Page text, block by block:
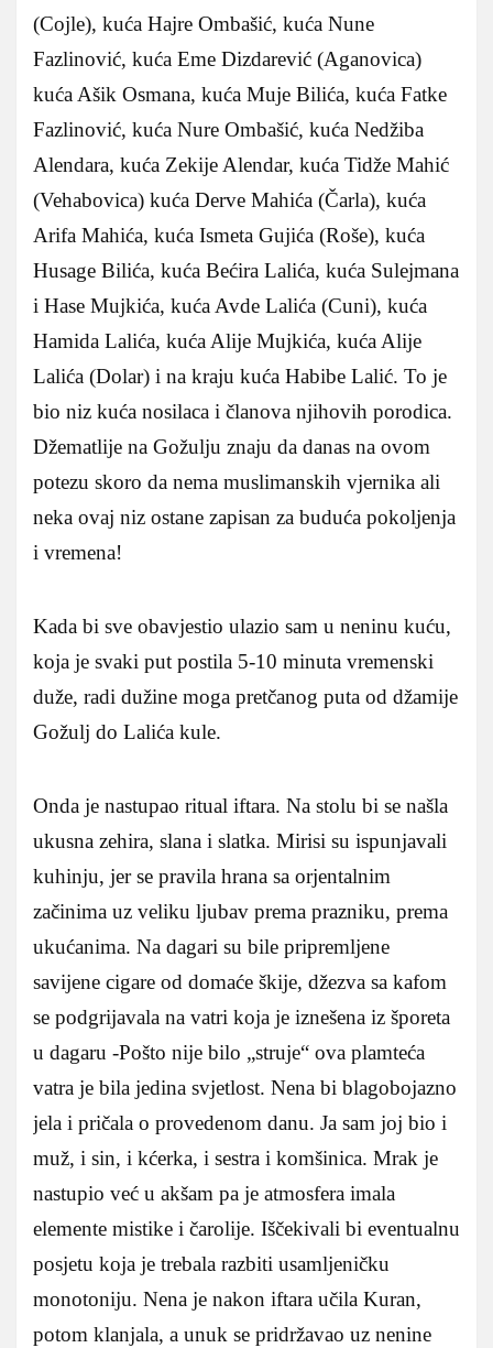
(Cojle), kuća Hajre Ombašić, kuća Nune
Fazlinović, kuća Eme Dizdarević (Aganovica)
kuća Ašik Osmana, kuća Muje Bilića, kuća Fatke
Fazlinović, kuća Nure Ombašić, kuća Nedžiba
Alendara, kuća Zekije Alendar, kuća Tidže Mahić
(Vehabovica) kuća Derve Mahića (Čarla), kuća
Arifa Mahića, kuća Ismeta Gujića (Roše), kuća
Husage Bilića, kuća Bećira Lalića, kuća Sulejmana
i Hase Mujkića, kuća Avde Lalića (Cuni), kuća
Hamida Lalića, kuća Alije Mujkića, kuća Alije
Lalića (Dolar) i na kraju kuća Habibe Lalić. To je
bio niz kuća nosilaca i članova njihovih porodica.
Džematlije na Gožulju znaju da danas na ovom
potezu skoro da nema muslimanskih vjernika ali
neka ovaj niz ostane zapisan za buduća pokoljenja
i vremena!
Kada bi sve obavjestio ulazio sam u neninu kuću,
koja je svaki put postila 5-10 minuta vremenski
duže, radi dužine moga pretčanog puta od džamije
Gožulj do Lalića kule.
Onda je nastupao ritual iftara. Na stolu bi se našla
ukusna zehira, slana i slatka. Mirisi su ispunjavali
kuhinju, jer se pravila hrana sa orjentalnim
začinima uz veliku ljubav prema prazniku, prema
ukućanima. Na dagari su bile pripremljene
savijene cigare od domaće škije, džezva sa kafom
se podgrijavala na vatri koja je iznešena iz šporeta
u dagaru -Pošto nije bilo „struje“ ova plamteća
vatra je bila jedina svjetlost. Nena bi blagobojazno
jela i pričala o provedenom danu. Ja sam joj bio i
muž, i sin, i kćerka, i sestra i komšinica. Mrak je
nastupio već u akšam pa je atmosfera imala
elemente mistike i čarolije. Iščekivali bi eventualnu
posjetu koja je trebala razbiti usamljeničku
monotoniju. Nena je nakon iftara učila Kuran,
potom klanjala, a unuk se pridržavao uz nenine